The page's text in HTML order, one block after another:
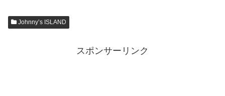
Johnny’s ISLAND
スポンサーリンク